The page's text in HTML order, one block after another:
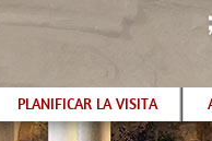
PLANIFICAR LA VISITA